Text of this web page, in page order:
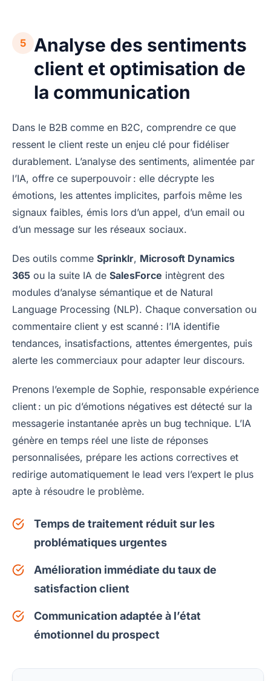
5
Analyse des sentiments
client et optimisation de
la communication
Dans le B2B comme en B2C, comprendre ce que
ressent le client reste un enjeu clé pour fidéliser
durablement. L’analyse des sentiments, alimentée par
l’IA, offre ce superpouvoir : elle décrypte les
émotions, les attentes implicites, parfois même les
signaux faibles, émis lors d’un appel, d’un email ou
d’un message sur les réseaux sociaux.
Des outils comme Sprinklr, Microsoft Dynamics
365 ou la suite IA de SalesForce intègrent des
modules d’analyse sémantique et de Natural
Language Processing (NLP). Chaque conversation ou
commentaire client y est scanné : l’IA identifie
tendances, insatisfactions, attentes émergentes, puis
alerte les commerciaux pour adapter leur discours.
Prenons l’exemple de Sophie, responsable expérience
client : un pic d’émotions négatives est détecté sur la
messagerie instantanée après un bug technique. L’IA
génère en temps réel une liste de réponses
personnalisées, prépare les actions correctives et
redirige automatiquement le lead vers l’expert le plus
apte à résoudre le problème.
Temps de traitement réduit sur les
problématiques urgentes
Amélioration immédiate du taux de
satisfaction client
Communication adaptée à l’état
émotionnel du prospect